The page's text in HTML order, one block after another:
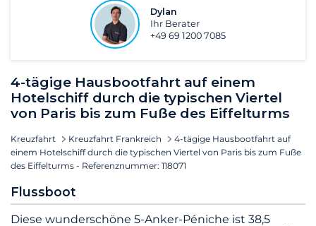
4-tägige Hausbootfahrt auf einem
Hotelschiff durch die typischen Viertel
von Paris bis zum Fuße des Eiffelturms
Kreuzfahrt Kreuzfahrt Frankreich
4-tägige Hausbootfahrt auf
einem Hotelschiff durch die typischen Viertel von Paris bis zum Fuße
des Eiffelturms - Referenznummer: 118071
Flussboot
Diese wunderschöne 5-Anker-Péniche ist 38,5
Dylan
Ihr Berater
+49 69 1200 7085